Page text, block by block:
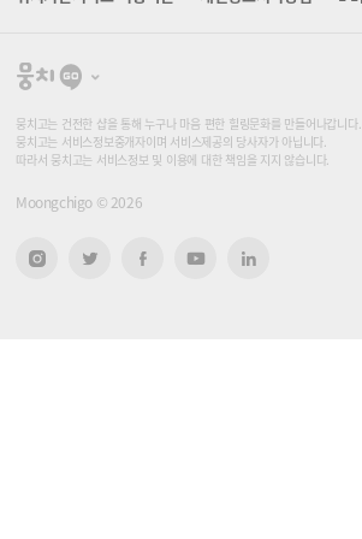
뭉
고
뭉치고는 건전한 샵을 통해 누구나 마음 편한 힐링문화를 만들어나갑니다.
뭉치고는 서비스정보중개자이며 서비스제공의 당사자가 아닙니다.
따라서 뭉치고는 서비스정보 및 이용에 대한 책임을 지지 않습니다.
Moongchigo © 2026